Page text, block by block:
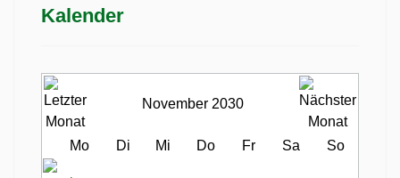
Kalender
November 2030
Mo Di Mi Do Fr Sa So